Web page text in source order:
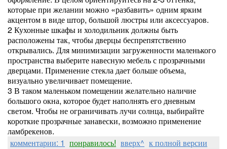
которые при желании можно «разбавить» одним ярким
акцентом в виде штор, большой люстры или аксессуаров.
2 Кухонные шкафы и холодильник должны быть
расположены так, чтобы дверцы беспрепятственно
открывались. Для минимизации загруженности маленького
пространства выберите навесную мебель с прозрачными
дверцами. Применение стекла дает больше объема,
визуально увеличивает помещение.
3 В таком маленьком помещении желательно наличие
большого окна, которое будет наполнять его дневным
светом. Чтобы не ограничивать лучи солнца, выбирайте
короткие прозрачные занавески, возможно применение
ламбрекенов.
комментарии: 1 понравилось! вверх^ к полной версии